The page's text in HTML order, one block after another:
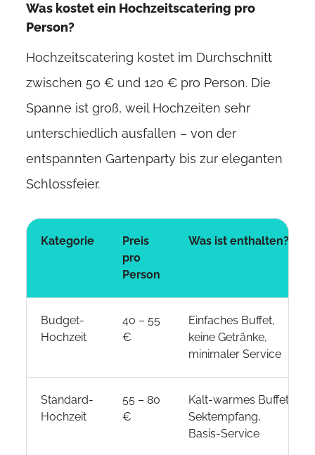
Was kostet ein Hochzeitscatering pro
Person?
Hochzeitscatering kostet im Durchschnitt
zwischen 50 € und 120 € pro Person. Die
Spanne ist groß, weil Hochzeiten sehr
unterschiedlich ausfallen – von der
entspannten Gartenparty bis zur eleganten
Schlossfeier.
Kategorie
Preis
pro
Person
Was ist enthalten?
Budget-
Hochzeit
40 – 55
€
Einfaches Buffet,
keine Getränke,
minimaler Service
Standard-
Hochzeit
55 – 80
€
Kalt-warmes Buffet,
Sektempfang,
Basis-Service